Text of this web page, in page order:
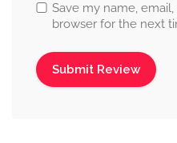
Save my name,
browser for the next